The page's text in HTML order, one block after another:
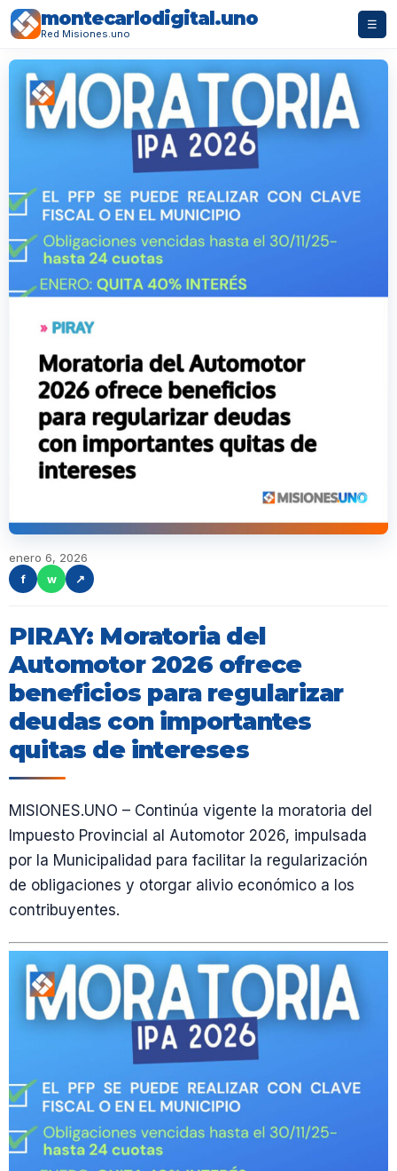
montecarlodigital.uno
Red Misiones.uno
☰
enero 6, 2026
f
w ↗
PIRAY: Moratoria del
Automotor 2026 ofrece
beneficios para regularizar
deudas con importantes
quitas de intereses
MISIONES.UNO – Continúa vigente la moratoria del
Impuesto Provincial al Automotor 2026, impulsada
por la Municipalidad para facilitar la regularización
de obligaciones y otorgar alivio económico a los
contribuyentes.